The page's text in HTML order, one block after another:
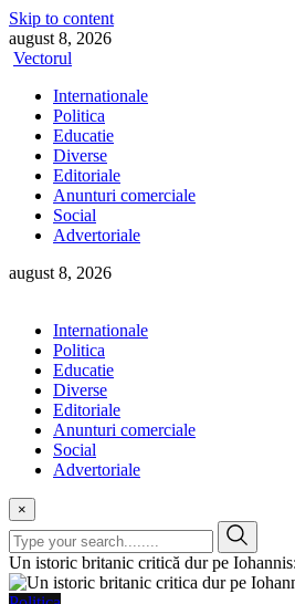
Skip to content
august 8, 2026
Vectorul
Internationale
Politica
Educatie
Diverse
Editoriale
Anunturi comerciale
Social
Advertoriale
august 8, 2026
Internationale
Politica
Educatie
Diverse
Editoriale
Anunturi comerciale
Social
Advertoriale
×
Un istoric britanic critică dur pe